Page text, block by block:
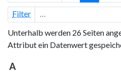
Filter
Unterhalb werden 26 Seiten
Attribut ein Datenwert
A